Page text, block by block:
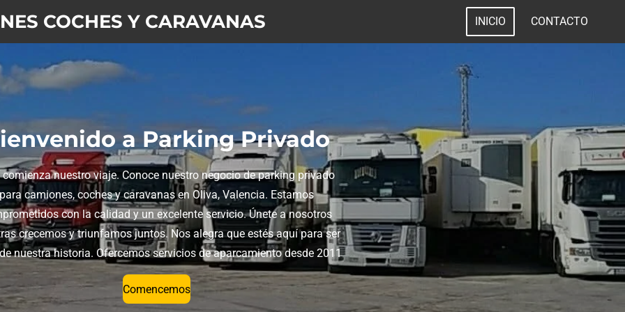
COCHES Y CARAVANAS INICIO CONTACTO
a Parking Privado
comienza nuestro viaje. Conoce nuestro negocio de parking privado
para camiones, coches y caravanas en Oliva, Valencia. Estamos
con la calidad y un excelente servicio. Únete a nosotros
crecemos y triunfamos juntos. Nos alegra que estés aquí para ser
nuestra historia. Ofercemos servicios de aparcamiento desde 2011
Comencemos